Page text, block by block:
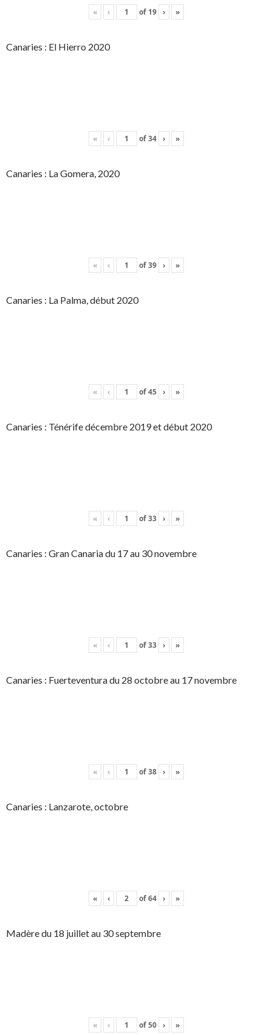
« ‹ of 19 › »
Canaries : El Hierro 2020
« ‹ of34 › »
Canaries : La Gomera, 2020
« ‹ of39 › »
Canaries : La Palma, début 2020
« ‹ of45 › »
Canaries : Ténérife décembre 2019 et début 2020
« ‹ of33 › »
Canaries : Gran Canaria du 17 au 30 novembre
« ‹ of33 › »
Canaries : Fuerteventura du 28 octobre au 17 novembre
« ‹ of38 › »
Canaries : Lanzarote, octobre
« ‹ of64 › »
Madère du 18 juillet au 30 septembre
« ‹ of50 › »